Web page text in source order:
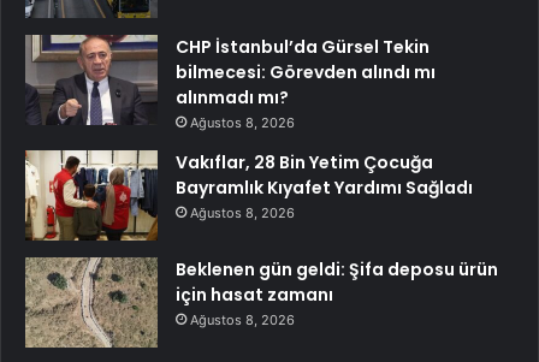
CHP İstanbul’da Gürsel Tekin
bilmecesi: Görevden alındı mı
alınmadı mı?
Ağustos 8, 2026
Vakıflar, 28 Bin Yetim Çocuğa
Bayramlık Kıyafet Yardımı Sağladı
Ağustos 8, 2026
Beklenen gün geldi: Şifa deposu ürün
için hasat zamanı
Ağustos 8, 2026